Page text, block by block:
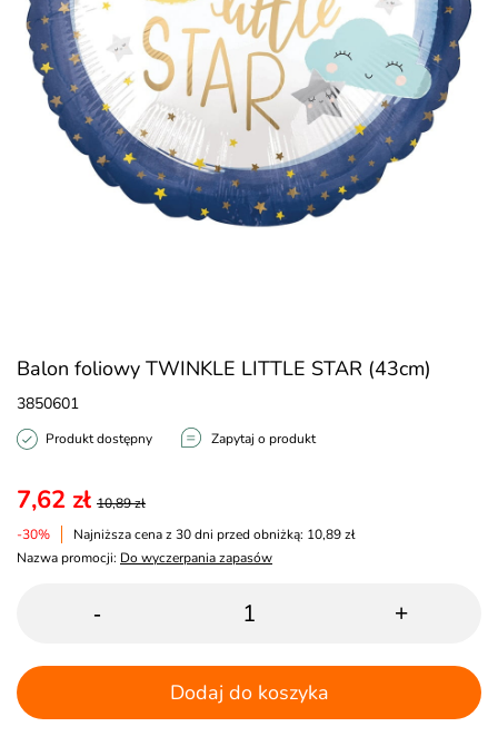
Balon foliowy TWINKLE LITTLE STAR (43cm)
3850601
Produkt dostępny Zapytaj o produkt
7,62 zł 10,89 zł
-30%
Najniższa cena z 30 dni przed obniżką: 10,89 zł
Nazwa promocji: Do wyczerpania zapasów
- +
Dodaj do koszyka